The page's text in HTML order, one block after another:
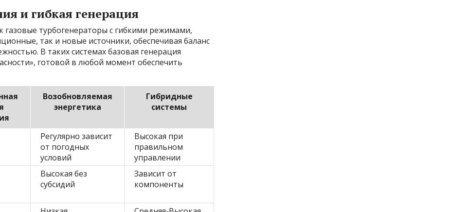
и гибкая генерация
газовые турбогенераторы с гибкими режимами,
так и новые источники, обеспечивая баланс
В таких системах базовая генерация
готовой в любой момент обеспечить
Возобновляемая
энергетика
Гибридные
системы
Регулярно зависит
от погодных
условий
Высокая при
правильном
управлении
Высокая без
субсидий
Зависит от
компоненты